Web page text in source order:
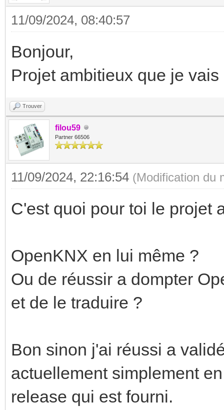
11/09/2024, 08:40:57
Bonjour,
Projet ambitieux que je
Trouver
filou59
Partner 66506
11/09/2024, 22:16:54 (Modification du
C'est quoi pour toi le projet
OpenKNX en lui même ?
Ou de réussir a dompter
et de le traduire ?
Bon sinon j'ai réussi a
actuellement simplement
release qui est fourni.